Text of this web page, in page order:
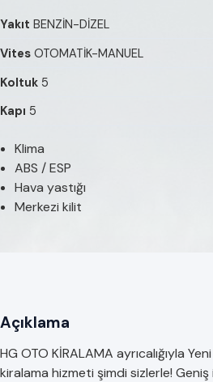
Yakıt BENZİN-DİZEL
Vites OTOMATİK-MANUEL
Koltuk 5
Kapı 5
Klima
ABS / ESP
Hava yastığı
Merkezi kilit
Açıklama
HG OTO KİRALAMA ayrıcalığıyla
kiralama hizmeti şimdi sizlerle!